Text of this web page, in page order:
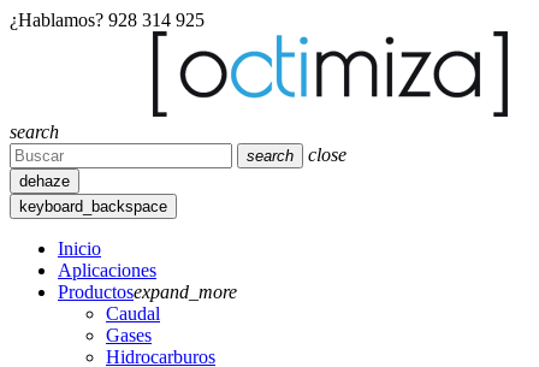
¿Hablamos? 928 314 925
search
search close
dehaze
keyboard_backspace
Inicio
Aplicaciones
Productosexpand_more
Caudal
Gases
Hidrocarburos